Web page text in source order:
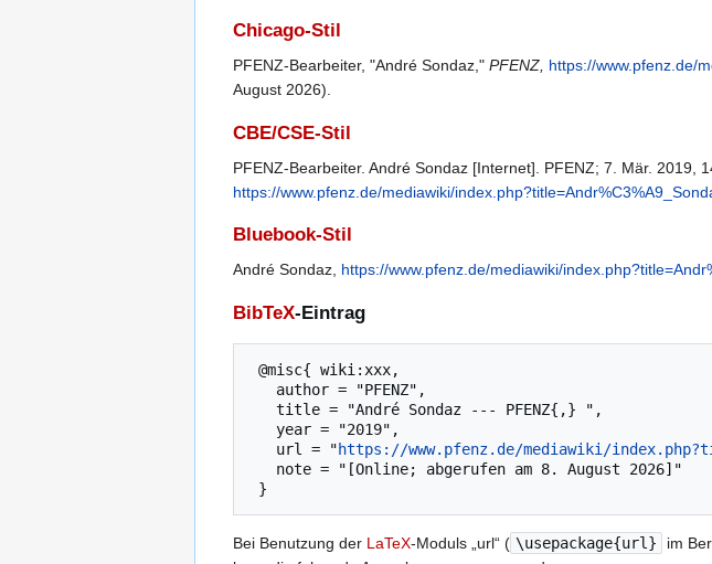
Chicago-Stil
PFENZ-Bearbeiter, "André Sondaz," PFENZ, https://www.pfenz.de/
August 2026).
CBE/CSE-Stil
PFENZ-Bearbeiter. André Sondaz [Internet]. PFENZ; 7. Mär. 2019,
https://www.pfenz.de/mediawiki/
Bluebook-Stil
André Sondaz, https://www.pfenz.de/mediawiki/
BibTeX-Eintrag
   url = "
https://www.pfenz.de/mediawiki/
Bei Benutzung der LaTeX-Moduls „url“ ( \usepackage{url}
im